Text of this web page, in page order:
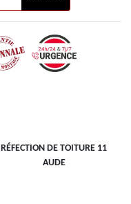
RÉFECTION DE TOITURE 11
AUDE